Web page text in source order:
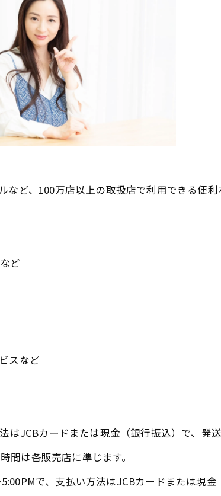
ど、100万店以上の取扱店で利用できる便利
ど
スなど
JCBカードまたは現金（銀行振込）で、発送
は各販売店に準じます。
で、支払い方法はJCBカードまたは現金